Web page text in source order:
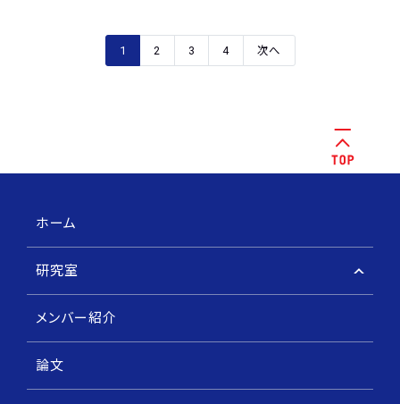
1 2 3 4 次へ
ホーム
研究室
メンバー紹介
論文